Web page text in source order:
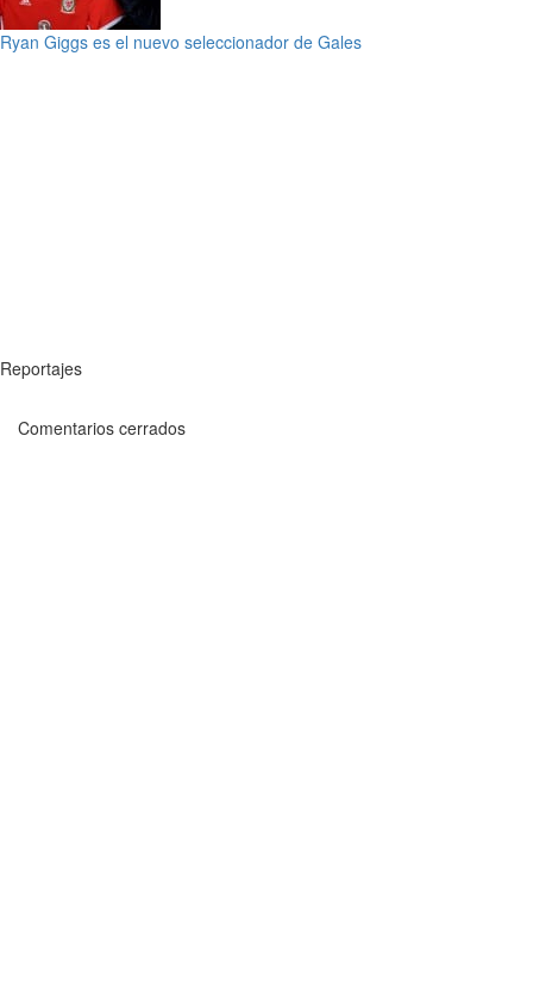
Ryan Giggs es el nuevo seleccionador de Gales
Reportajes
Comentarios cerrados